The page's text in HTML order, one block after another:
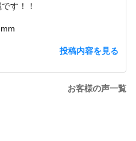
す！！
投稿内容を見る
お客様の声一覧